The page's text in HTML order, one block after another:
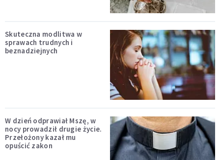
Skuteczna modlitwa w
sprawach trudnych i
beznadziejnych
W dzień odprawiał Mszę, w
nocy prowadził drugie życie.
Przełożony kazał mu
opuścić zakon